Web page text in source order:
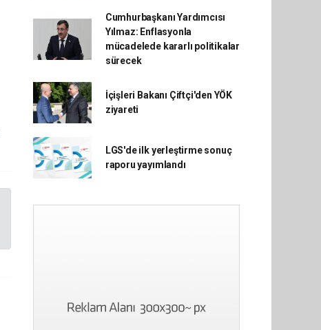
Cumhurbaşkanı Yardımcısı
Yılmaz: Enflasyonla
mücadelede kararlı politikalar
sürecek
İçişleri Bakanı Çiftçi'den YÖK
ziyareti
LGS'de ilk yerleştirme sonuç
raporu yayımlandı